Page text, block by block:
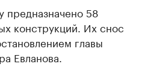
предназначено 58
конструкций. Их снос
главы
Евланова.